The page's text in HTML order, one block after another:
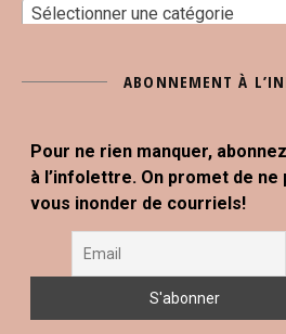
Sélectionner une catégorie
ABONNEMENT À
Tous droits réservés © Blogue
Boutique Conditions
L’équipe du SNACK
En poursuivant votre navigation
l'utilisation de traceurs (cookies)
fournir les services et
d’améliorer votre expérience
Pour ne rien manquer,
à l’infolettre. On promet de ne
vous inonder de courriels!